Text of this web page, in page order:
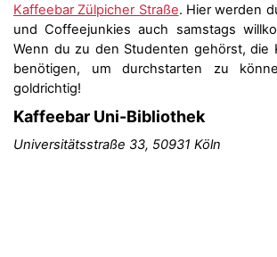
Kaffeebar Zülpicher Straße. Hier werden
und Coffeejunkies auch samstags
Wenn du zu den Studenten gehörst, die
benötigen, um durchstarten zu
goldrichtig!
Kaffeebar Uni-Bibliothek
Universitätsstraße 33, 50931 Köln